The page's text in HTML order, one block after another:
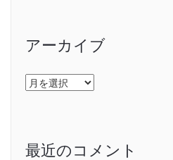
アーカイブ
ア
ー
最近のコメント